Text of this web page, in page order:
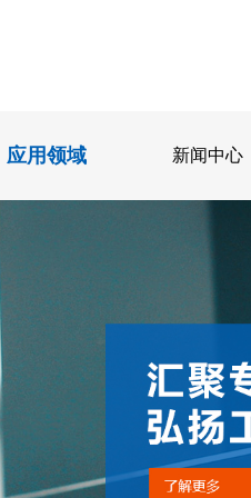
应用领域 新闻中心